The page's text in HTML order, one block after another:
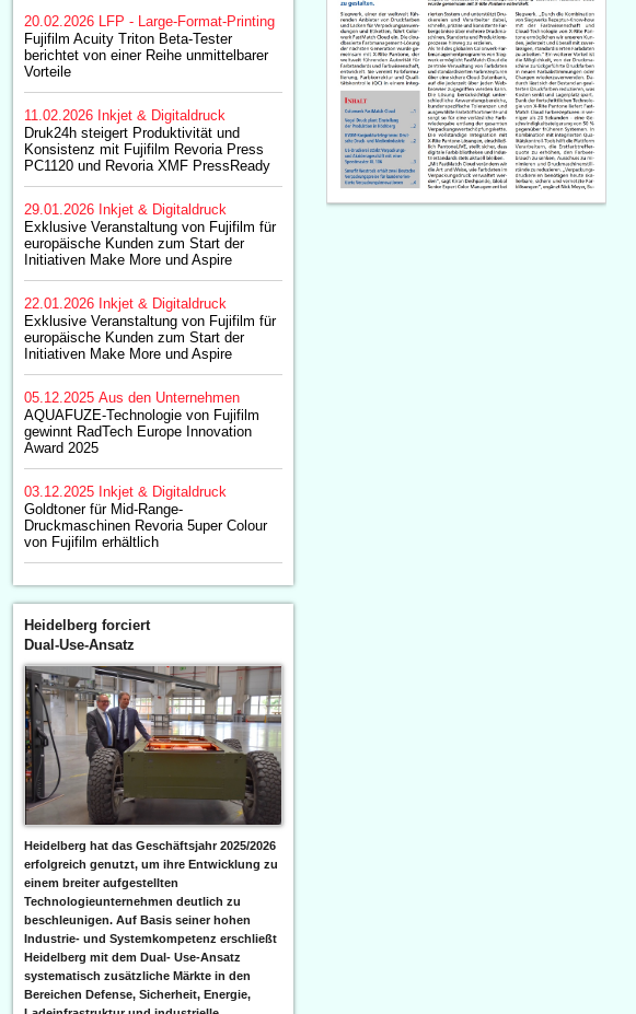
20.02.2026
LFP - Large-Format-Printing
Fujifilm Acuity Triton Beta-Tester
berichtet von einer Reihe unmittelbarer
Vorteile
11.02.2026 Inkjet & Digitaldruck
Druk24h steigert Produktivität und
Konsistenz mit Fujifilm Revoria Press
PC1120 und Revoria XMF PressReady
29.01.2026 Inkjet & Digitaldruck
Exklusive Veranstaltung von Fujifilm für
europäische Kunden zum Start der
Initiativen Make More und Aspire
22.01.2026 Inkjet & Digitaldruck
Exklusive Veranstaltung von Fujifilm für
europäische Kunden zum Start der
Initiativen Make More und Aspire
05.12.2025 Aus den Unternehmen
AQUAFUZE-Technologie von Fujifilm
gewinnt RadTech Europe Innovation
Award 2025
03.12.2025 Inkjet & Digitaldruck
Goldtoner für Mid-Range-
Druckmaschinen Revoria 5uper Colour
von Fujifilm erhältlich
Heidelberg forciert
Dual-Use-Ansatz
Heidelberg hat das Geschäftsjahr 2025/2026
erfolgreich genutzt, um ihre Entwicklung zu
einem breiter aufgestellten
Technologieunternehmen deutlich zu
beschleunigen. Auf Basis seiner hohen
Industrie- und Systemkompetenz erschließt
Heidelberg mit dem Dual- Use-Ansatz
systematisch zusätzliche Märkte in den
Bereichen Defense, Sicherheit, Energie,